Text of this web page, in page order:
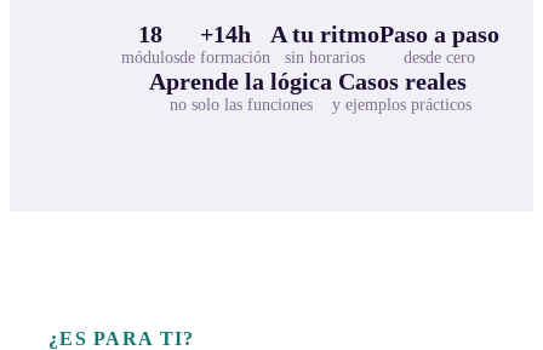
18
módulos
+14h
de formación
A tu ritmo
sin horarios
Paso a paso
desde cero
Aprende la lógica
no solo las funciones
Casos reales
y ejemplos prácticos
¿ES PARA TI?